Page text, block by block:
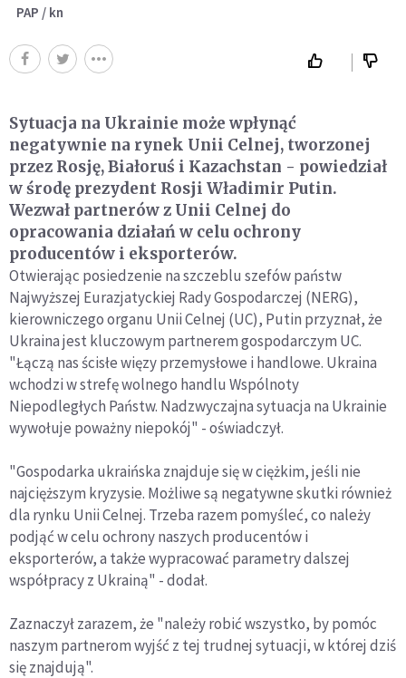
PAP / kn
Sytuacja na Ukrainie może wpłynąć
negatywnie na rynek Unii Celnej, tworzonej
przez Rosję, Białoruś i Kazachstan - powiedział
w środę prezydent Rosji Władimir Putin.
Wezwał partnerów z Unii Celnej do
opracowania działań w celu ochrony
producentów i eksporterów.
Otwierając posiedzenie na szczeblu szefów państw
Najwyższej Eurazjatyckiej Rady Gospodarczej (NERG),
kierowniczego organu Unii Celnej (UC), Putin przyznał, że
Ukraina jest kluczowym partnerem gospodarczym UC.
"Łączą nas ścisłe więzy przemysłowe i handlowe. Ukraina
wchodzi w strefę wolnego handlu Wspólnoty
Niepodległych Państw. Nadzwyczajna sytuacja na Ukrainie
wywołuje poważny niepokój" - oświadczył.
"Gospodarka ukraińska znajduje się w ciężkim, jeśli nie
najcięższym kryzysie. Możliwe są negatywne skutki również
dla rynku Unii Celnej. Trzeba razem pomyśleć, co należy
podjąć w celu ochrony naszych producentów i
eksporterów, a także wypracować parametry dalszej
współpracy z Ukrainą" - dodał.
Zaznaczył zarazem, że "należy robić wszystko, by pomóc
naszym partnerom wyjść z tej trudnej sytuacji, w której dziś
się znajdują".